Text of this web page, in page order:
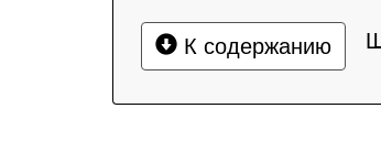
К содержанию